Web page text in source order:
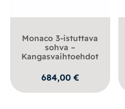
Monaco 3-istuttava
sohva –
Kangasvaihtoehdot
684,00 €